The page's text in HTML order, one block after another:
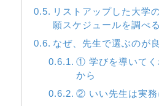
リストアップした大学
願スケジュールを調べる
なぜ、先生で選ぶのが
① 学びを導いてく
から
② いい先生は実務